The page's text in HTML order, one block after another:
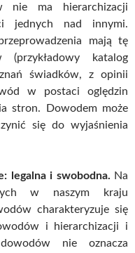
nie ma hierarchizacji
jednych nad innymi.
mają tę
katalog
świadków, z opinii
w postaci oględzin
stron. Dowodem może
się do wyjaśnienia
legalna i swobodna. Na
w naszym kraju
charakteryzuje się
i hierarchizacji i
nie oznacza